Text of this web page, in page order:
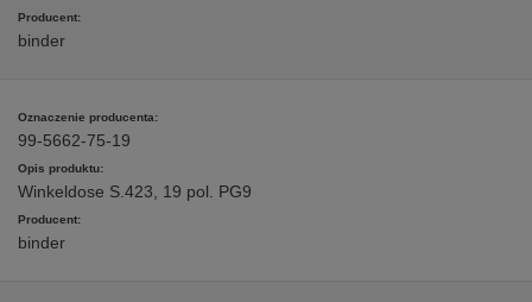
binder
99-5662-75-19
Winkeldose S.423, 19 pol. PG9
binder